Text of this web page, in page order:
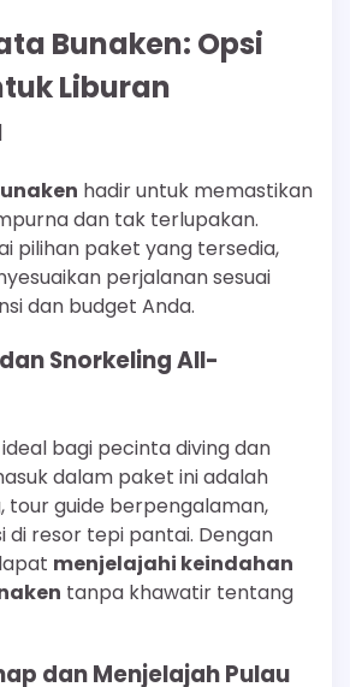
Bunaken: Opsi
Liburan
hadir untuk memastikan
dan tak terlupakan.
pilihan paket yang tersedia,
perjalanan sesuai
dan budget Anda.
Snorkeling All-
bagi pecinta diving dan
dalam paket ini adalah
tour guide berpengalaman,
di resor tepi pantai. Dengan
menjelajahi keindahan
tanpa khawatir tentang
dan Menjelajah Pulau